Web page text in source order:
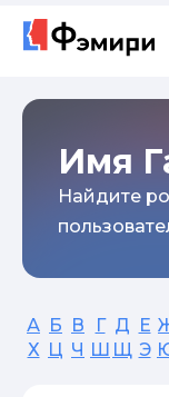
Имя
Найдите
А Б В Г Д Е
Х Ц Ч Ш Щ Э